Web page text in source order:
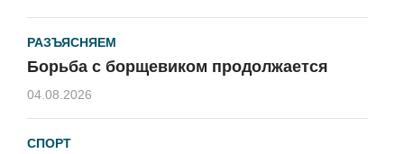
РАЗЪЯСНЯЕМ
Борьба с борщевиком продолжается
04.08.2026
СПОРТ